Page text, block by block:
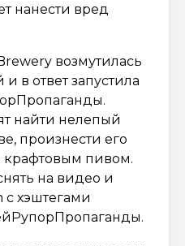
нанести вред
возмутилась
в ответ запустила
найти нелепый
произнести его
крафтовым пивом.
на видео и
хэштегами